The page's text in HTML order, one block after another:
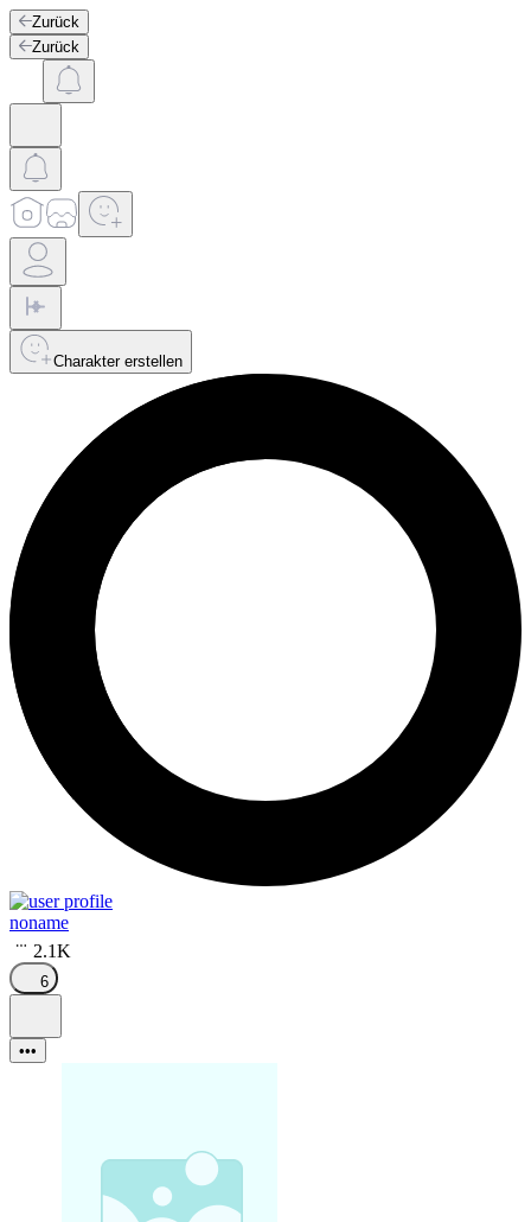
Zurück
Zurück
Charakter erstellen
noname
2.1K
6
•••